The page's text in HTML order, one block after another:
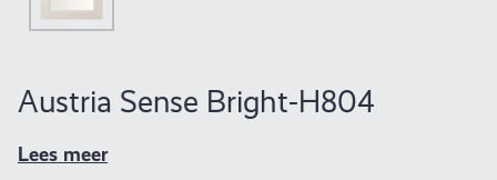
Austria Sense Bright-H804
Lees meer